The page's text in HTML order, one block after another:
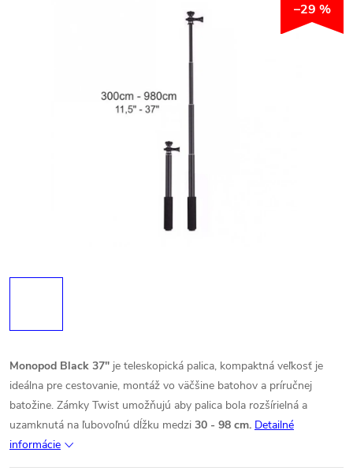
–29 %
Monopod Black 37" je teleskopická palica, kompaktná veľkosť je
ideálna pre cestovanie, montáž vo väčšine batohov a príručnej
batožine. Zámky Twist umožňujú aby palica bola rozšírielná a
uzamknutá na ľubovoľnú dĺžku medzi 30 - 98 cm. Detailné
informácie